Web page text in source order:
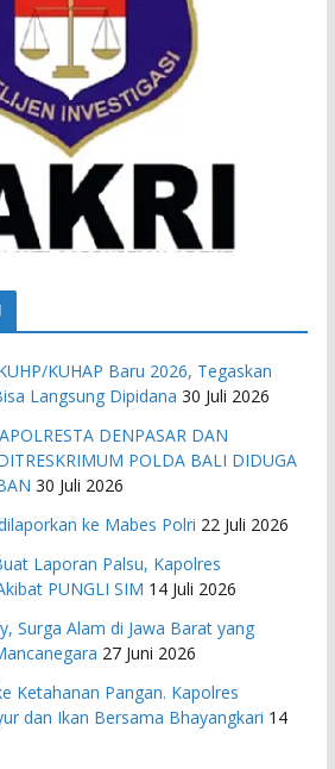
KUHAP Baru 2026, Tegaskan
Langsung Dipidana 30 Juli 2026
DENPASAR DAN
POLDA BALI DIDUGA
30 Juli 2026
ke Mabes Polri 22 Juli 2026
Laporan Palsu, Kapolres
PUNGLI SIM 14 Juli 2026
Surga Alam di Jawa Barat yang
27 Juni 2026
Ketahanan Pangan. Kapolres
dan Ikan Bersama Bhayangkari 14